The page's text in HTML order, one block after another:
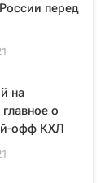
перед
на
о
офф КХЛ